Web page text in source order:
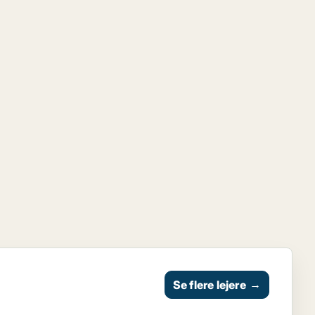
Se flere lejere →